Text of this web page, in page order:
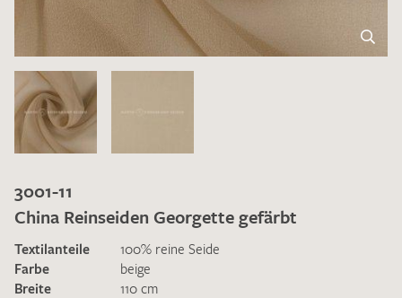
3001-11
China Reinseiden Georgette gefärbt
Textilanteile
100% reine Seide
Farbe
beige
Breite
110 cm